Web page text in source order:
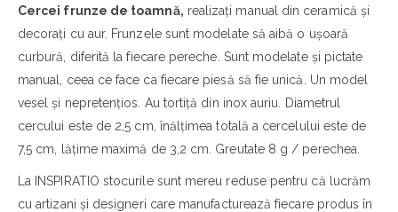
Cercei frunze de toamnă, realizați manual din ceramică și
decorați cu aur. Frunzele sunt modelate să aibă o ușoară
curbură, diferită la fiecare pereche. Sunt modelate și pictate
manual, ceea ce face ca fiecare piesă să fie unică. Un model
vesel și nepretențios. Au tortiță din inox auriu. Diametrul
cercului este de 2,5 cm, înălțimea totală a cercelului este de
7,5 cm, lățime maximă de 3,2 cm. Greutate 8 g / perechea.
La INSPIRATIO stocurile sunt mereu reduse pentru că lucrăm
cu artizani și designeri care manufacturează fiecare produs în